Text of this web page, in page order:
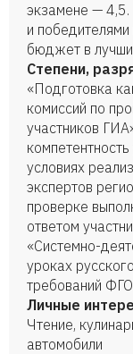
экзамене — 4,5.
и
бюджет в
Степени,
«Подготовка
комиссий по
участников
условиях
экспертов
проверке
ответом
«Системно-
уроках
требований
Личные
Чтение,
автомобили